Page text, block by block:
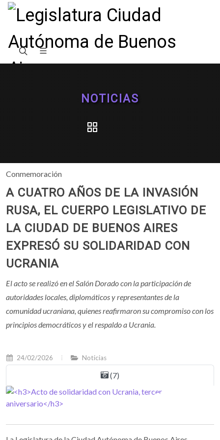
NOTICIAS
Conmemoración
A CUATRO AÑOS DE LA INVASIÓN
RUSA, EL CUERPO LEGISLATIVO DE
LA CIUDAD DE BUENOS AIRES
EXPRESÓ SU SOLIDARIDAD CON
UCRANIA
El acto se realizó en el Salón Dorado con la participación de
autoridades locales, diplomáticos y representantes de la
comunidad ucraniana, quienes reafirmaron su compromiso con los
principios democráticos y el respaldo a Ucrania.
24/02/2026 Noticias
(7)